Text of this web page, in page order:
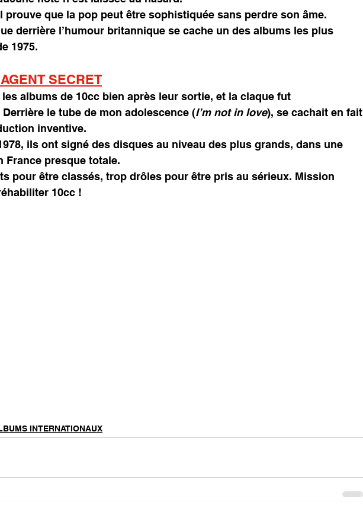
prouve que la pop peut être sophistiquée sans perdre son âme.
derrière l’humour britannique se cache un des albums les plus
1975.
SECRET
les albums de 10cc bien après leur sortie, et la claque fut
le tube de mon adolescence (I’m not in love), se cachait en fait
inventive.
ils ont signé des disques au niveau des plus grands, dans une
France presque totale.
pour être classés, trop drôles pour être pris au sérieux. Mission
10cc !
INTERNATIONAUX